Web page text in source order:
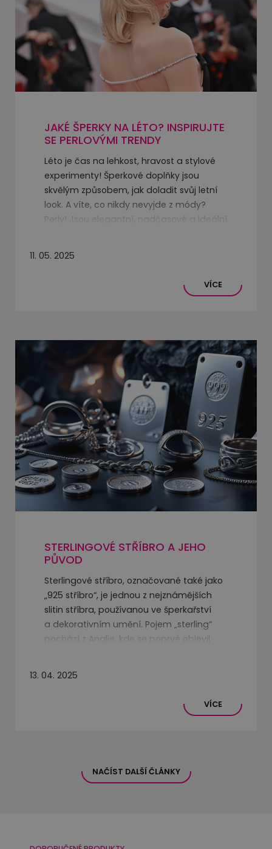
JAKÉ ŠPERKY NA LÉTO? INSPIRUJTE
SE PERLOVÝMI TRENDY
Léto je čas na lehkost, hravost a stylové
experimenty! Šperkové doplňky jsou
skvělým způsobem, jak doladit svůj letní
look. A víte, co nikdy nevyjde z módy?
Perly! Jsou elegantní, nadčasové a ideální
11. 05. 2025
VÍCE
STERLINGOVÉ STŘÍBRO A JEHO
PŮVOD
Sterlingové stříbro, označované také jako
„925 stříbro“, je jednou z nejznámějších
slitin stříbra, používanou ve šperkařství
a dekorativním umění. Pojem „sterling“
pochází z Anglie, kde se poprvé objevil
protože kombinovala vysoký obsah stříbra
s pevností a odolností. Jméno samotné je
pravděpodobně odvozeno od označení
13. 04. 2025
VÍCE
NAČÍST DALŠÍ ČLÁNKY